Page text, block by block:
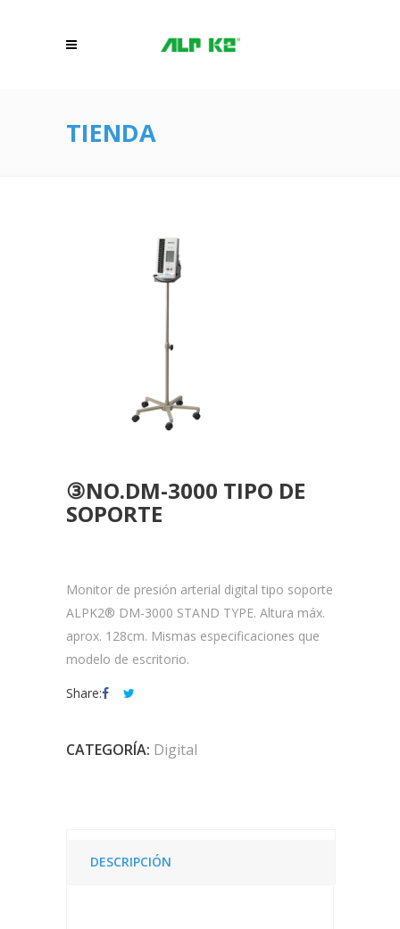
TIENDA
③NO.DM-3000 TIPO DE
SOPORTE
Monitor de presión arterial digital tipo soporte
ALPK2® DM-3000 STAND TYPE. Altura máx.
aprox. 128cm. Mismas especificaciones que
modelo de escritorio.
Share:
CATEGORÍA: Digital
DESCRIPCIÓN